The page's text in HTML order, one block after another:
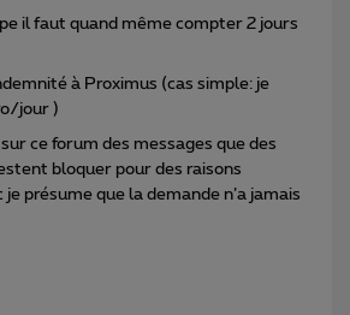
il faut quand même compter 2 jours
à Proximus (cas simple: je
jour )
ce forum des messages que des
bloquer pour des raisons
présume que la demande n’a jamais